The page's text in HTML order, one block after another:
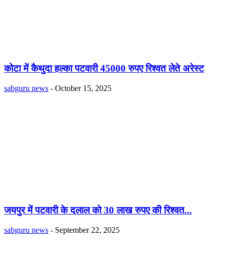
कोटा में कैथुदा हल्का पटवारी 45000 रुपए रिश्वत लेते अरेस्ट
sabguru news - October 15, 2025
जयपुर में पटवारी के दलाल को 30 लाख रुपए की रिश्वत...
sabguru news - September 22, 2025